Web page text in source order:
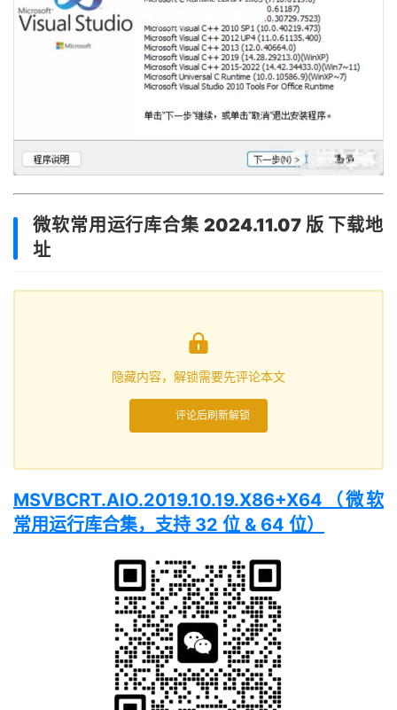
微软常用运行库合集 2024.11.07 版 下载地
址

隐藏内容，解锁需要先评论本文
评论后刷新解锁
MSVBCRT.AIO.2019.10.19.X86+X64（微软
常用运行库合集，支持 32 位 & 64 位）